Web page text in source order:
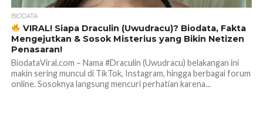
BIODATA
VIRAL! Siapa Draculin (Uwudracu)? Biodata, Fakta
Mengejutkan & Sosok Misterius yang Bikin Netizen
Penasaran!
BiodataViral.com – Nama #Draculin (Uwudracu) belakangan ini
makin sering muncul di TikTok, Instagram, hingga berbagai forum
online. Sosoknya langsung mencuri perhatian karena...